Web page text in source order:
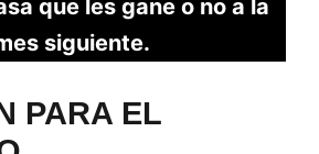
que les gane o no a la
siguiente.
PARA EL